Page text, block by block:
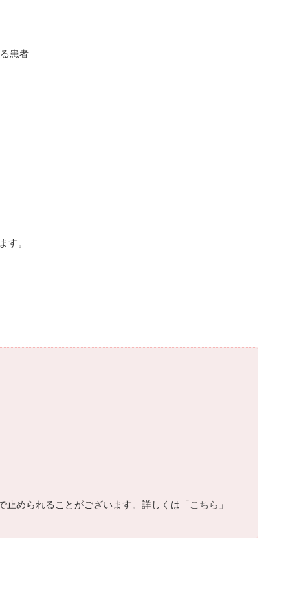
患者
。
められることがございます。詳しくは「こちら 」